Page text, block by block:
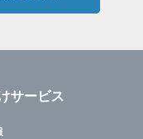
サービス